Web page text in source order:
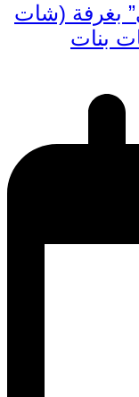
بغرفة (شات
بنات